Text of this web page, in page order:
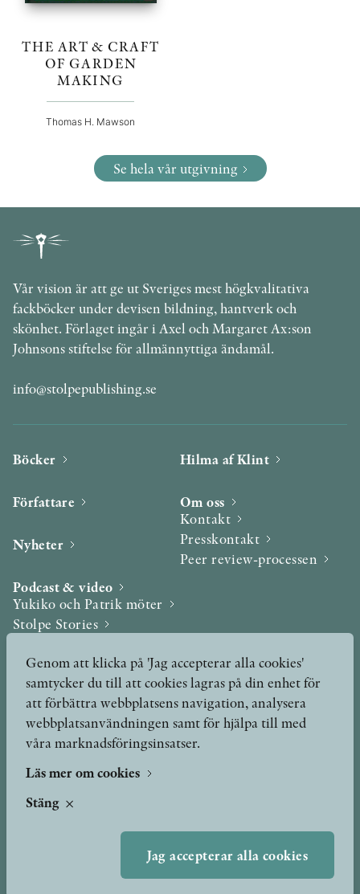
THE ART & CRAFT
OF GARDEN
MAKING
Thomas H. Mawson
Se hela vår utgivning
Vår vision är att ge ut Sveriges mest högkvalitativa
fackböcker under devisen bildning, hantverk och
skönhet. Förlaget ingår i Axel och Margaret Ax:son
Johnsons stiftelse för allmännyttiga ändamål.
info@stolpepublishing.se
Böcker
Författare
Nyheter
Podcast & video
Yukiko och Patrik möter
Stolpe Stories
Utmärkelser & Format
Utmärkelser
Övriga format
Hilma af Klint
Om oss
Kontakt
Presskontakt
Peer review-processen
Genom att klicka på 'Jag accepterar alla cookies'
samtycker du till att cookies lagras på din enhet för
att förbättra webbplatsens navigation, analysera
webbplatsanvändningen samt för hjälpa till med
våra marknadsföringsinsatser.
Läs mer om cookies
Stäng
Jag accepterar alla cookies